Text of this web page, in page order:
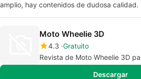
amplio, hay contenidos de dudosa calidad.
Moto Wheelie 3D
4.3 Gratuito
Revista de Moto Wheelie 3D
Descargar